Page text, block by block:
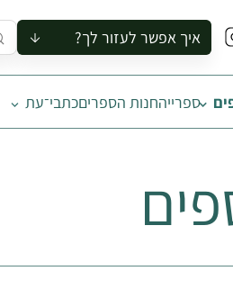
איך אפשר לעזור לך?
להזמין סיור לקבוצה
להירשם לסיור
להירשם לקורס
לתאם ביקור בצריף
ספרייהחנות הספריםכתבי־עת